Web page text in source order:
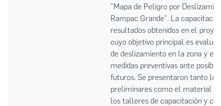
"Mapa de Peligro por
Rampac Grande". La
resultados obtenidos en el
cuyo objetivo principal es
de deslizamiento en la zona y
medidas preventivas ante
futuros. Se presentaron tanto
preliminares como el material
los talleres de capacitación y